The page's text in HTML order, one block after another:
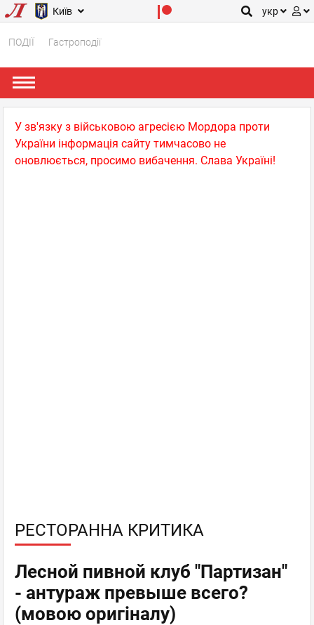
Київ укр
ПОДІЇ Гастроподії
У зв'язку з військовою агресією Мордора проти
України інформація сайту тимчасово не
оновлюється, просимо вибачення. Слава Україні!
РЕСТОРАННА КРИТИКА
Лесной пивной клуб "Партизан"
- антураж превыше всего?
(мовою оригіналу)